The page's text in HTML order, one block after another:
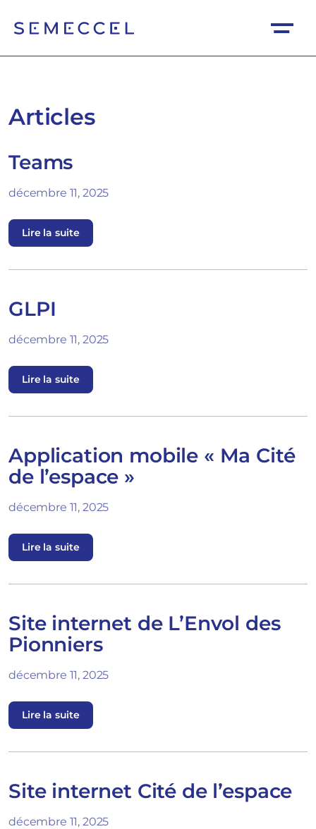
Articles
Teams
décembre 11, 2025
Lire la suite
GLPI
décembre 11, 2025
Lire la suite
Application mobile « Ma Cité
de l’espace »
décembre 11, 2025
Lire la suite
Site internet de L’Envol des
Pionniers
décembre 11, 2025
Lire la suite
Site internet Cité de l’espace
décembre 11, 2025